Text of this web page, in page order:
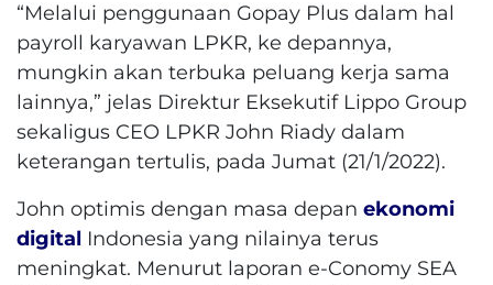
“Melalui penggunaan Gopay Plus dalam hal
payroll karyawan LPKR, ke depannya,
mungkin akan terbuka peluang kerja sama
lainnya,” jelas Direktur Eksekutif Lippo Group
sekaligus CEO LPKR John Riady dalam
keterangan tertulis, pada Jumat (21/1/2022).
John optimis dengan masa depan ekonomi
digital Indonesia yang nilainya terus
meningkat. Menurut laporan e-Conomy SEA